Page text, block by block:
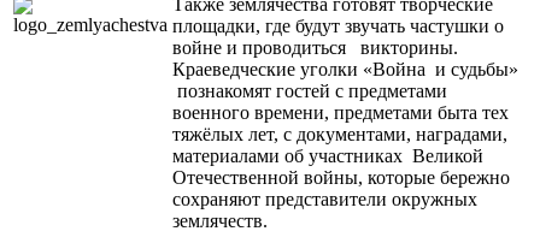
площадки, где будут звучать частушки о
войне и проводиться викторины.
Краеведческие уголки «Война и судьбы»
познакомят гостей с предметами
военного времени, предметами быта тех
тяжёлых лет, с документами, наградами,
материалами об участниках Великой
Отечественной войны, которые бережно
сохраняют представители окружных
землячеств.